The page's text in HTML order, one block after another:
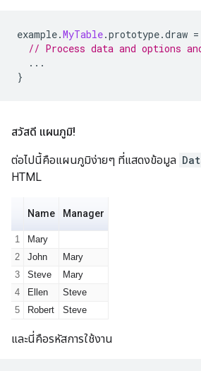
example.MyTable.prototype.draw =
// Process data and options
...
}
สวัสดี แผนภูมิ!
ต่อไปนี้คือแผนภูมิง่ายๆ ที่แสดงข้อมูล
HTML
และนี่คือรหัสการใช้งาน